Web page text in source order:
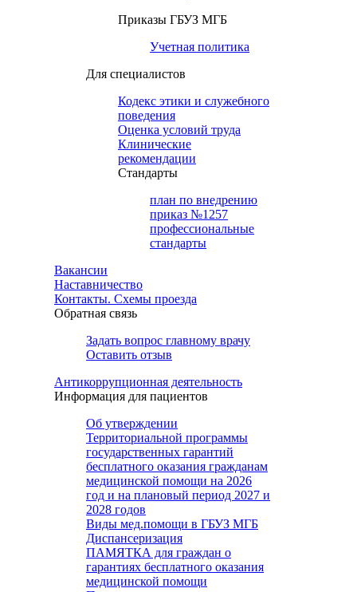
Приказы ГБУЗ МГБ
Учетная политика
Для специалистов
Кодекс этики и служебного
поведения
Оценка условий труда
Клинические
рекомендации
Cтандарты
план по внедрению
приказ №1257
профессиональные
стандарты
Вакансии
Наставничество
Контакты. Схемы проезда
Обратная связь
Задать вопрос главному врачу
Оставить отзыв
Антикоррупционная деятельность
Информация для пациентов
Об утверждении
Территориальной программы
государственных гарантий
бесплатного оказания гражданам
медицинской помощи на 2026
год и на плановый период 2027 и
2028 годов
Виды мед.помощи в ГБУЗ МГБ
Диспансеризация
ПАМЯТКА для граждан о
гарантиях бесплатного оказания
медицинской помощи